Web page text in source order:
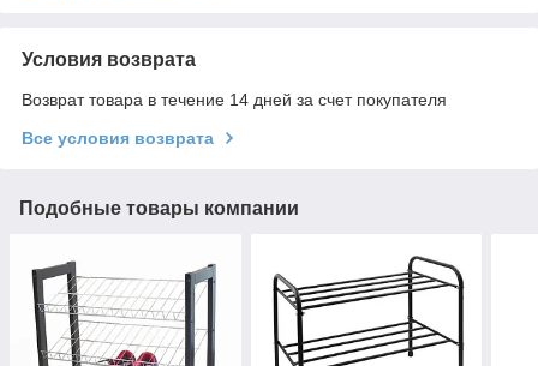
Условия возврата
Возврат товара в течение 14 дней за счет покупателя
Все условия возврата
Подобные товары компании